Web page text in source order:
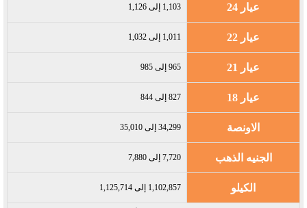
عيار 24 1,103 إلى 1,126
عيار 22 1,011 إلى 1,032
عيار 21 965 إلى 985
عيار 18 827 إلى 844
الاونصة 34,299 إلى 35,010
الجنيه الذهب 7,720 إلى 7,880
الكيلو 1,102,857 إلى 1,125,714